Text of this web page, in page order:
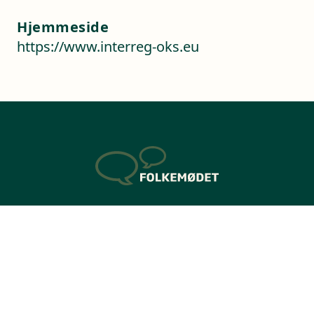
Hjemmeside
https://www.interreg-oks.eu